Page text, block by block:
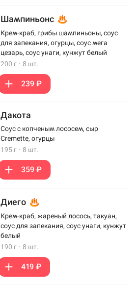
Шампиньонс
Крем-краб, грибы шампиньоны, соус
для запекания, огурцы, соус мега
цезарь, соус унаги, кунжут белый
200 г · 8 шт.
239 ₽
Дакота
Соус с копченым лососем, сыр
Cremette, огурцы
195 г · 8 шт.
359 ₽
Диего
Крем-краб, жареный лосось, такуан,
соус для запекания, соус унаги, кунжут
белый
190 г · 8 шт.
419 ₽